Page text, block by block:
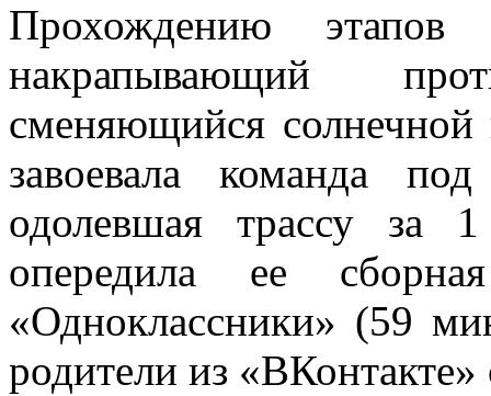
Прохождению
накрапывающий
сменяющийся солнечной
завоевала команда
одолевшая трассу
опередила ее
«Одноклассники» (59
родители из «ВКонтакте»